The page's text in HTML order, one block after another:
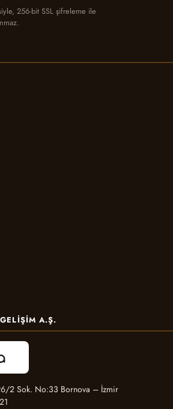
256-bit SSL şifreleme ile
A.Ş.
2 Sok. No:33 Bornova – İzmir